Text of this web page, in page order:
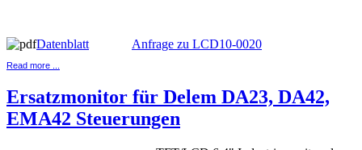
Datenblatt Anfrage zu LCD10-0020
Read more ...
Ersatzmonitor für Delem DA23, DA42,
EMA42 Steuerungen